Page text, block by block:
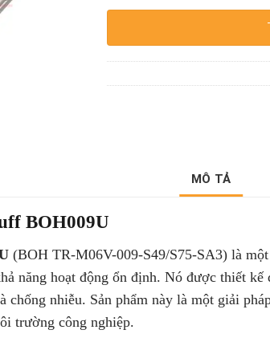
MÔ TẢ
BOH009U
(BOH TR-M06V-009-S49/S75-SA3) là
năng hoạt động ổn định. Nó được thiết
chống nhiễu. Sản phẩm này là một giải
trường công nghiệp.